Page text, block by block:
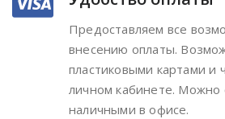
Предоставляем все
внесению оплаты.
пластиковыми картами и
личном кабинете. Можно
наличными в офисе.